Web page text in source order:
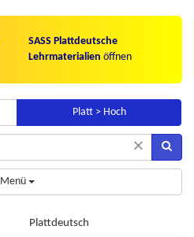
SASS Plattdeutsche
Lehrmaterialien öffnen
Platt > Hoch
×
Menü
Plattdeutsch